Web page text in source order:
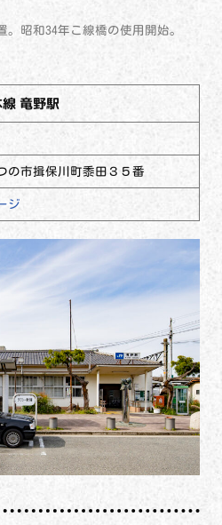
昭和34年こ線橋の使用開始。
竜野駅
の市揖保川町黍田３５番
ジ